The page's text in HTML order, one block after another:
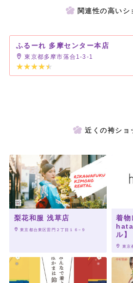
関連性の高いシ
ふるーれ 多摩センター本店
東京都多摩市落合1-3-1
近くの袴ショ
梨花和服 浅草店
東京都台東区雷門２丁目１６−９
着物
ル】
東京